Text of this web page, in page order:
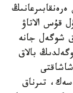
قۇس الاتاۋ
شوگەل جانە
بالاق
تىرناق